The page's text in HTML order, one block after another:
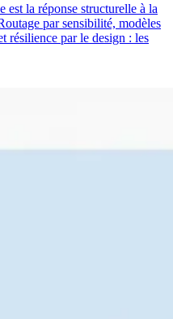
la réponse structurelle à la
par sensibilité, modèles
résilience par le design : les